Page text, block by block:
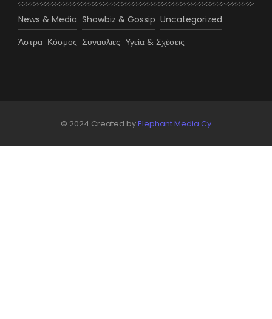
News & Media Showbiz & Gossip Uncategorized
Άστρα Κόσμος Συναυλιες Υγεία & Σχέσεις
© 2024 Created byElephant Media Cy